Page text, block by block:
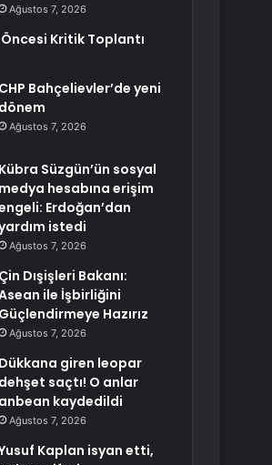
Ağustos 7, 2026
Kritik Toplantı
CHP Bahçelievler’de yeni
dönem
Ağustos 7, 2026
Kübra Süzgün’ün sosyal
medya hesabına erişim
Erdoğan’dan
istedi
Ağustos 7, 2026
Çin Dışişleri Bakanı:
ile İşbirliğini
Güçlendirmeye Hazırız
Ağustos 7, 2026
Dükkana giren leopar
dehşet saçtı! O anlar
anbean kaydedildi
Ağustos 7, 2026
Kaplan isyan etti,